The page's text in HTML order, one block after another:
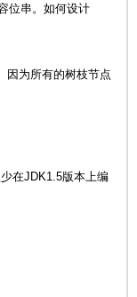
位串。如何设计
因为所有的树枝节点
在JDK1.5版本上编